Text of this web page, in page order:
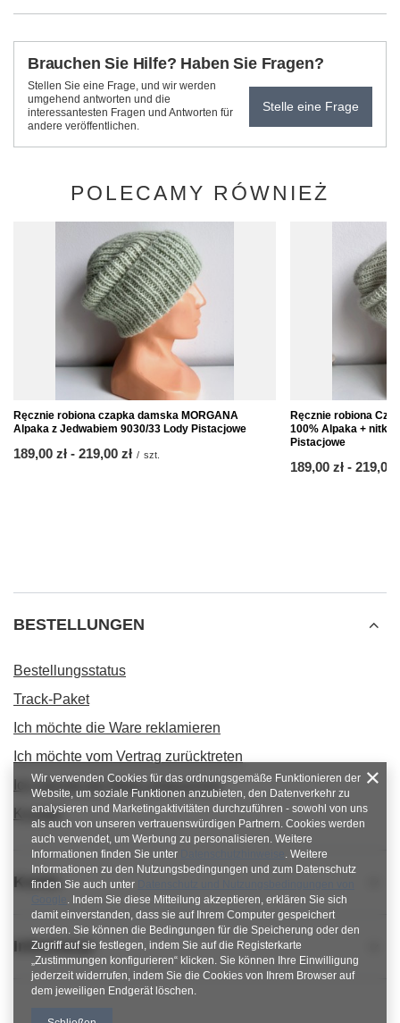
Brauchen Sie Hilfe? Haben Sie Fragen?
Stellen Sie eine Frage, und wir werden
umgehend antworten und die
interessantesten Fragen und Antworten für
andere veröffentlichen.
Stelle eine Frage
POLECAMY RÓWNIEŻ
Ręcznie robiona czapka damska MORGANA
Alpaka z Jedwabiem 9030/33 Lody Pistacjowe
ab
189,00 zł - bis
219,00 zł / szt.
Ręcznie robiona
100% Alpaka + nitka
Pistacjowe
ab
189,00 zł - bis
219,00
BESTELLUNGEN
Bestellungsstatus
Track-Paket
Ich möchte die Ware reklamieren
Ich möchte vom Vertrag zurücktreten
Ich möchte die Ware umtauschen
Kontakt
Konto
Informacje
Wir verwenden Cookies für das ordnungsgemäße Funktionieren der
Website, um soziale Funktionen anzubieten, den Datenverkehr zu
analysieren und Marketingaktivitäten durchzuführen - sowohl von uns
als auch von unseren vertrauenswürdigen Partnern. Cookies werden
auch verwendet, um Werbung zu personalisieren. Weitere
Informationen finden Sie unter
. Weitere
Informationen zu den Nutzungsbedingungen und zum Datenschutz
finden Sie auch unter
. Indem Sie diese Mitteilung akzeptieren, erklären Sie sich
damit einverstanden, dass sie auf Ihrem Computer gespeichert
werden. Sie können die Bedingungen für die Speicherung oder den
Zugriff auf sie festlegen, indem Sie auf die Registerkarte
„Zustimmungen konfigurieren“ klicken. Sie können Ihre Einwilligung
jederzeit widerrufen, indem Sie die Cookies von Ihrem Browser auf
dem jeweiligen Endgerät löschen.